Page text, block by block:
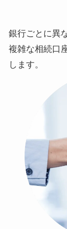
銀行ごとに異
複雑な相続口
します。